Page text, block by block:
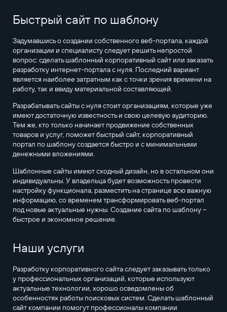
Быстрый сайт по шаблону
Задумавшись о создании собственного веб-портала, каждой
организации и специалисту следует решить непростой
вопрос: сделать шаблонный корпоративный сайт или заказать
разработку интернет-портала с нуля. Последний вариант
является наиболее затратным как с точки зрения времени на
работу, так и ввиду материальной составляющей.
Разрабатывать сайты с нуля стоит организациям, которые уже
имеют достаточную известность и свою целевую аудиторию.
Тем же, кто только начинает продвижение собственных
товаров и услуг, поможет быстрый сайт, корпоративный
портал по шаблону создается быстро и с минимальными
денежными вложениями.
Шаблонные сайты имеют сходный дизайн, но в остальном они
индивидуальны. У владельца будет возможность провести
настройку функционала, разместить на странице всю важную
информацию, со временем трансформировать веб-портал
под новые актуальные нужны. Создание сайта по шаблону –
быстрое и экономное решение.
Наши услуги
Разработку корпоративного сайта следует заказывать только
у профессиональных организаций, которые используют
актуальные технологии, хорошо осведомлены об
особенностях работы поисковых систем. Сделать шаблонный
сайт компании помогут профессионалы компании